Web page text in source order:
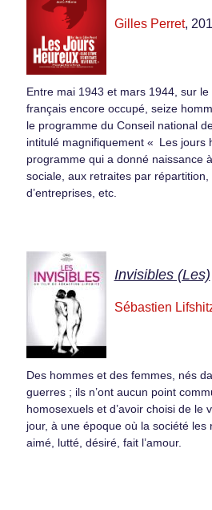
Gilles Perret,
Entre mai 1943 et mars 1944, sur le
français encore occupé, seize
le programme du Conseil national
intitulé magnifiquement « Les jours
programme qui a donné naissance
sociale, aux retraites par répartition,
d’entreprises, etc.
Invisibles (Les)
Sébastien
Des hommes et des femmes, nés
guerres ; ils n’ont aucun point
homosexuels et d’avoir choisi de le
jour, à une époque où la société les
aimé, lutté, désiré, fait l’amour.